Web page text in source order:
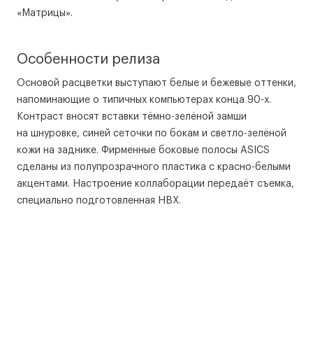
«Матрицы».
Особенности релиза
Основой расцветки выступают белые и бежевые оттенки,
напоминающие о типичных компьютерах конца 90-х.
Контраст вносят вставки тёмно-зелёной замши
на шнуровке, синей сеточки по бокам и светло-зелёной
кожи на заднике. Фирменные боковые полосы ASICS
сделаны из полупрозрачного пластика с красно-белыми
акцентами. Настроение коллаборации передаёт съемка,
специально подготовленная HBX.